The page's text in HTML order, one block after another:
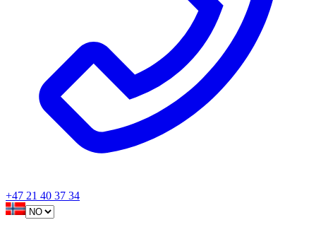
+47 21 40 37 34